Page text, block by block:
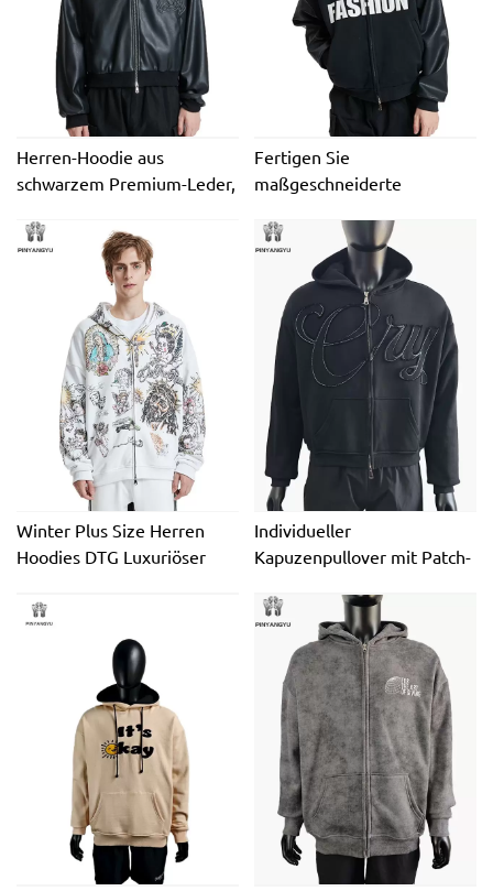
Herren-Hoodie aus
schwarzem Premium-Leder,
Stickerei, Leder-Hoodie,
Premium-Kapuzenjacke aus
schwarzem Herren-Leder,
Streetwear
Fertigen Sie
maßgeschneiderte
Kapuzenpullover mit
Reißverschluss, lockeren,
kastig geschnittenen
Herrenjacken und Leder-
Kapuzenpullovern mit
besticktem Aufnäher für
Herren an
Winter Plus Size Herren
Hoodies DTG Luxuriöser
Reißverschluss,
individuelles Logo, leeres
Sweatshirt, 100 %
Baumwolle, Unisex-
Kapuzenpullover mit
Reißverschluss für Herren
Individueller
Kapuzenpullover mit Patch-
Reißverschluss